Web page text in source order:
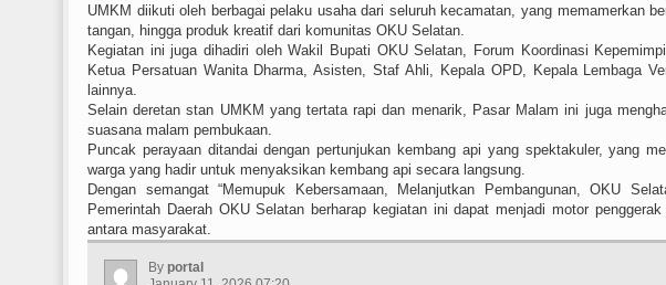
UMKM diikuti oleh berbagai pelaku usaha dari seluruh kecamatan, yang memamerkan
tangan, hingga produk kreatif dari komunitas OKU Selatan.
Kegiatan ini juga dihadiri oleh Wakil Bupati OKU Selatan, Forum Koordinasi
Ketua Persatuan Wanita Dharma, Asisten, Staf Ahli, Kepala OPD, Kepala Lembaga
lainnya.
Selain deretan stan UMKM yang tertata rapi dan menarik, Pasar Malam ini juga
suasana malam pembukaan.
Puncak perayaan ditandai dengan pertunjukan kembang api yang spektakuler, yang
warga yang hadir untuk menyaksikan kembang api secara langsung.
Dengan semangat “Memupuk Kebersamaan, Melanjutkan Pembangunan, OKU
Pemerintah Daerah OKU Selatan berharap kegiatan ini dapat menjadi motor
antara masyarakat.
By portal